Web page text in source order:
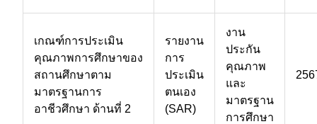
เกณฑ์การประเมิน
คุณภาพการศึกษาของ
สถานศึกษาตาม
มาตรฐานการ
อาชีวศึกษา ด้านที่ 2
รายงาน
การ
ประเมิน
ตนเอง
(SAR)
งาน
ประกัน
คุณภาพ
และ
มาตรฐาน
การศึกษา